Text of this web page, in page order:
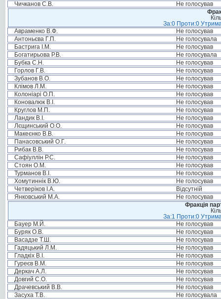
Чичканов С.В.
Не голосував
За:0 Проти:0
Авраменко В.Ф.
Не голосував
Антоньєва Г.П.
Не голосувала
Бастрига І.М.
Не голосував
Богатирьова Р.В.
Не голосувала
Бубка С.Н.
Не голосував
Горлов Г.В.
Не голосував
Зубанов В.О.
Не голосував
Клімов Л.М.
Не голосував
Колоніарі О.П.
Не голосував
Коновалюк В.І.
Не голосував
Круглов М.П.
Не голосував
Ландик В.І.
Не голосував
Лєщинський О.О.
Не голосував
Макеєнко В.В.
Не голосував
Панасовський О.Г.
Не голосував
Рибак В.В.
Не голосував
Сафіуллін Р.С.
Не голосував
Стоян О.М.
Не голосував
Турманов В.І.
Не голосував
Хомутиннік В.Ю.
Не голосував
Четверіков І.А.
Відсутній
Янковський М.А.
Не голосував
Фракція
За:1 Проти:0
Бауер М.Й.
Не голосував
Буряк О.В.
Не голосував
Васадзе Т.Ш.
Не голосував
Гадяцький Л.М.
Не голосував
Гладкіх В.І.
Не голосував
Гуреєв В.М.
Не голосував
Деркач А.Л.
Не голосував
Довгий С.О.
Не голосував
Драчевський В.В.
Не голосував
Засуха Т.В.
Не голосувала